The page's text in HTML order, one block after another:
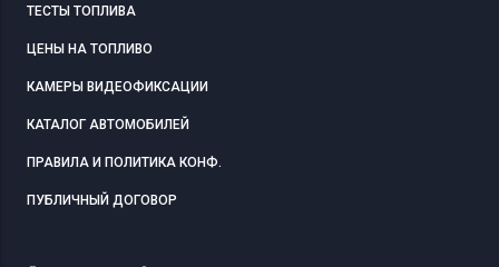
ТЕСТЫ ТОПЛИВА
ЦЕНЫ НА ТОПЛИВО
КАМЕРЫ ВИДЕОФИКСАЦИИ
КАТАЛОГ АВТОМОБИЛЕЙ
ПРАВИЛА И ПОЛИТИКА КОНФ.
ПУБЛИЧНЫЙ ДОГОВОР